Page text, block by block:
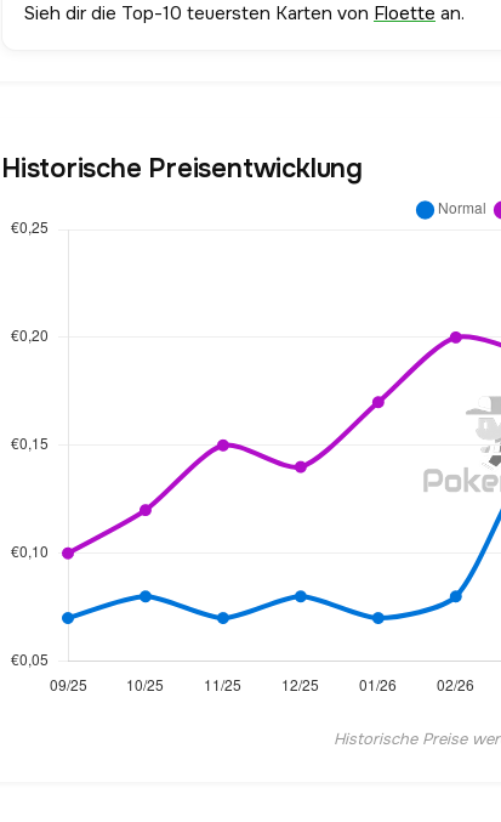
Sieh dir die Top-10 teuersten Karten von Floette an.
Historische Preisentwicklung
Historische Preise